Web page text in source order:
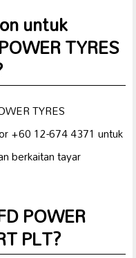
untuk
TYRES
TYRES
+60 12-674 4371 untuk
berkaitan tayar
POWER
PLT?